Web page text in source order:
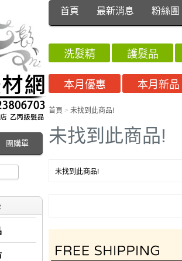
團購單
首頁 最新消息 粉絲團
洗髮精
護髮品
本月優惠
本月新品
首頁 > 未找到此商品!
未找到此商品!
未找到此商品!